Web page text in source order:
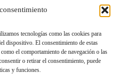
tecnologías como las cookies para
dispositivo. El consentimiento de estas
el comportamiento de navegación o las
o retirar el consentimiento, puede
y funciones.